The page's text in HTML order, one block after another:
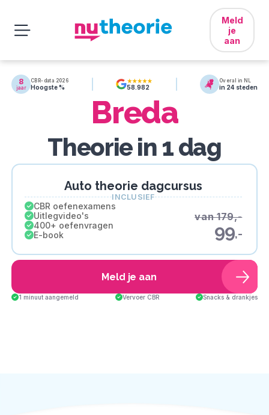
Meld
je
aan
8
jaar
CBR-data 2026
Hoogste % 58.982
Overal in NL
in 24 steden
Breda
Theorie in 1 dag
Auto theorie dagcursus
INCLUSIEF
CBR oefenexamens
Uitlegvideo's
400+ oefenvragen
E-book
van 179,-
99,-
Meld je aan
1 minuut aangemeld Vervoer CBR Snacks & drankjes